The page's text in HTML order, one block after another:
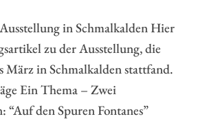
in Schmalkalden Hier
zu der Ausstellung, die
März in Schmalkalden stattfand.
Ein Thema – Zwei
“Auf den Spuren Fontanes”